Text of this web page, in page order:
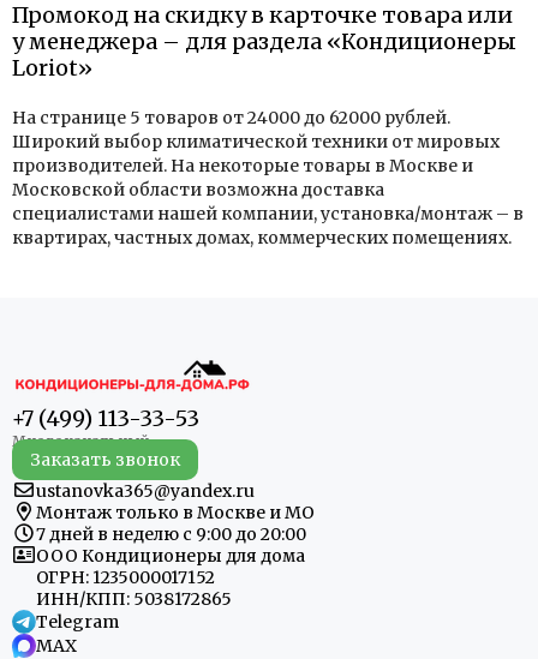
Промокод на скидку в карточке товара или
у менеджера – для раздела «Кондиционеры
Loriot»
На странице 5 товаров от 24000 до 62000 рублей.
Широкий выбор климатической техники от мировых
производителей. На некоторые товары в Москве и
Московской области возможна доставка
специалистами нашей компании, установка/монтаж – в
квартирах, частных домах, коммерческих помещениях.
+7 (499) 113-33-53
Заказать звонок
ustanovka365@yandex.ru
Монтаж только в Москве и МО
7 дней в неделю с 9:00 до 20:00
ООО Кондиционеры для дома
ОГРН: 1235000017152
ИНН/КПП: 5038172865
Telegram
MAX